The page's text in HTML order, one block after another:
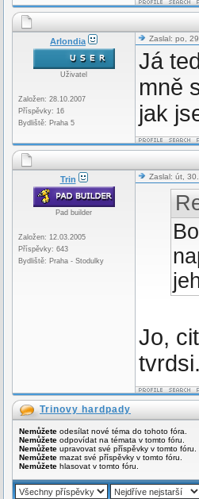
Arlondia
Uživatel
Založen: 28.10.2007
Příspěvky: 16
Bydliště: Praha 5
Zaslal: po,
Já
mně
jak
Trin
Pad builder
Založen: 12.03.2005
Příspěvky: 643
Bydliště: Praha - Stodulky
Zaslal: út,
Jo,
Trinovy hardpady
Nemůžete odesílat nové téma do tohoto fóra.
Nemůžete odpovídat na témata v tomto fóru.
Nemůžete upravovat své příspěvky v tomto fóru.
Nemůžete mazat své příspěvky v tomto fóru.
Nemůžete hlasovat v tomto fóru.